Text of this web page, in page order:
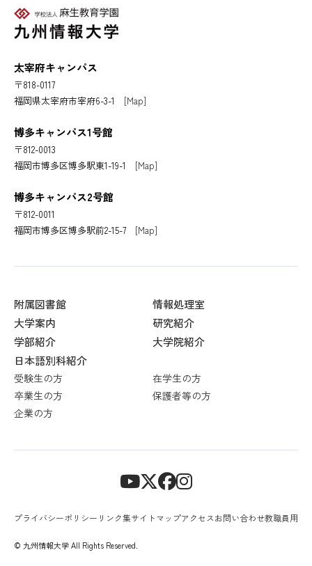
太宰府キャンパス
〒818-0117
福岡県太宰府市宰府6-3-1 [Map]
博多キャンパス1号館
〒812-0013
福岡市博多区博多駅東1-19-1 [Map]
博多キャンパス2号館
〒812-0011
福岡市博多区博多駅前2-15-7 [Map]
附属図書館
情報処理室
大学案内
研究紹介
学部紹介
大学院紹介
日本語別科紹介
受験生の方
在学生の方
卒業生の方
保護者等の方
企業の方
プライバシーポリシー リンク集サイトマップアクセスお問い合わせ教職員用
© 九州情報大学 All Rights Reserved.